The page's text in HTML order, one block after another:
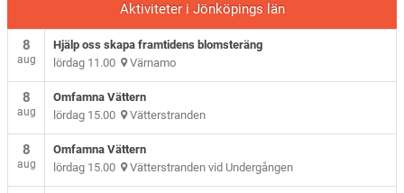
Aktiviteter i Jönköpings län
8
aug
Hjälp oss skapa framtidens blomsteräng
lördag 11.00 Värnamo
8
aug
Omfamna Vättern
lördag 15.00 Vätterstranden
8
aug
Omfamna Vättern
lördag 15.00 Vätterstranden vid Undergången